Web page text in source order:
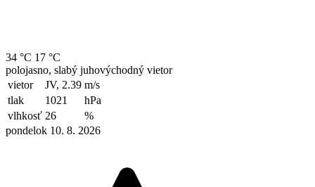
34 °C 17 °C
polojasno, slabý juhovýchodný vietor
vietor
JV, 2.39 m/s
tlak
1021
hPa
vlhkosť 26
%
pondelok 10. 8. 2026